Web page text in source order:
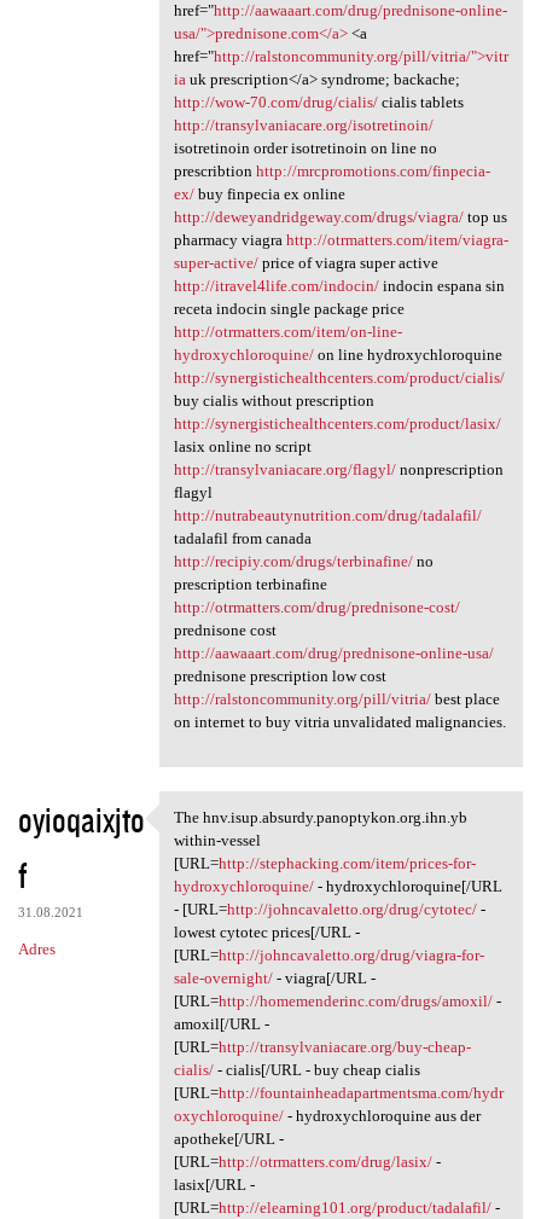
href="http://aawaaart.com/drug/prednisone-online-
usa/">prednisone.com</a><a
href="http://ralstoncommunity.org/pill/vitria/">vitr
iauk prescription</a> syndrome; backache;
http://wow-70.com/drug/cialis/cialis tablets
http://transylvaniacare.org/isotretinoin/
isotretinoin order isotretinoin on line no
prescribtion http://mrcpromotions.com/finpecia-
ex/buy finpecia ex online
http://deweyandridgeway.com/drugs/viagra/top us
pharmacy viagra http://otrmatters.com/item/viagra-
super-active/price of viagra super active
http://itravel4life.com/indocin/indocin espana sin
receta indocin single package price
http://otrmatters.com/item/on-line-
hydroxychloroquine/on line hydroxychloroquine
http://synergistichealthcenters.com/product/cialis/
buy cialis without prescription
http://synergistichealthcenters.com/product/lasix/
lasix online no script
http://transylvaniacare.org/flagyl/nonprescription
flagyl
http://nutrabeautynutrition.com/drug/tadalafil/
tadalafil from canada
http://recipiy.com/drugs/terbinafine/no
prescription terbinafine
http://otrmatters.com/drug/prednisone-cost/
prednisone cost
http://aawaaart.com/drug/prednisone-online-usa/
prednisone prescription low cost
http://ralstoncommunity.org/pill/vitria/best place
on internet to buy vitria unvalidated malignancies.
oyioqaixjto
f
31.08.2021
Adres
The hnv.isup.absurdy
The hnv.isup.absurdy.panoptykon.org.ihn.yb
within-vessel
[URL=http://stephacking.com/item/prices-for-
hydroxychloroquine/- hydroxychloroquine[/URL
- [URL=http://johncavaletto.org/drug/cytotec/-
lowest cytotec prices[/URL -
[URL=http://johncavaletto.org/drug/viagra-for-
sale-overnight/- viagra[/URL -
[URL=http://homemenderinc.com/drugs/amoxil/-
amoxil[/URL -
[URL=http://transylvaniacare.org/buy-cheap-
cialis/- cialis[/URL - buy cheap cialis
[URL=http://fountainheadapartmentsma.com/hydr
oxychloroquine/- hydroxychloroquine aus der
apotheke[/URL -
[URL=http://otrmatters.com/drug/lasix/-
lasix[/URL -
[URL=http://elearning101.org/product/tadalafil/-